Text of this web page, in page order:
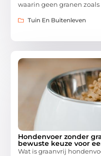
waarin geen granen
Tuin En Buitenleven
Hondenvoer zonder
bewuste keuze voor
Wat is graanvrij